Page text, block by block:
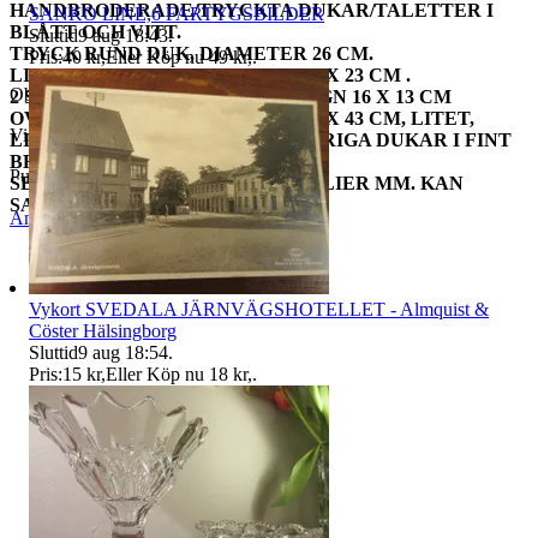
HANDBRODERADE/TRYCKTA DUKAR/TALETTER I
BLÅTT OCH VITT.
TRYCK RUND DUK, DIAMETER 26 CM.
LINNEDUK MED KORSSTYGN, 23 X 23 CM .
2 SMÅ DUKAR, LINNE, KORSSTYGN 16 X 13 CM
OVAL DUK,LÖVTUNN TEXTIL ,52 X 43 CM, LITET,
LITET HÅL I YTTERKANTEN, ÖVRIGA DUKAR I FINT
BRUKSSKICK
SE GÄRNA ANDRA UTROP TEXTILIER MM. KAN
SAMFRAKTA.
Objektnr 735 349 175
Visningar 44
Publicerad 7 jun 20:22
Anmäl Sälj liknande
SANKO LINE,6 FARTYGSBILDER
Sluttid9 aug 18:43.
Pris:40 kr,Eller Köp nu 49 kr,.
Vykort SVEDALA JÄRNVÄGSHOTELLET - Almquist &
Cöster Hälsingborg
Sluttid9 aug 18:54.
Pris:15 kr,Eller Köp nu 18 kr,.